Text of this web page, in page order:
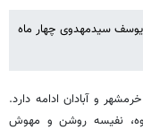
یوسف سیدمهدوی چهار ماه
و آبادان ادامه دارد.
نفیسه روشن و مهوش